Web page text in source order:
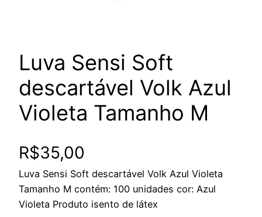
Luva Sensi Soft
descartável Volk Azul
Violeta Tamanho M
R$35,00
Luva Sensi Soft descartável Volk Azul Violeta
Tamanho M contém: 100 unidades cor: Azul
Violeta Produto isento de látex